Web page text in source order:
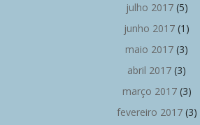
julho 2017(5)
junho 2017 (1)
maio 2017 (3)
abril 2017 (3)
março 2017(3)
fevereiro 2017(3)